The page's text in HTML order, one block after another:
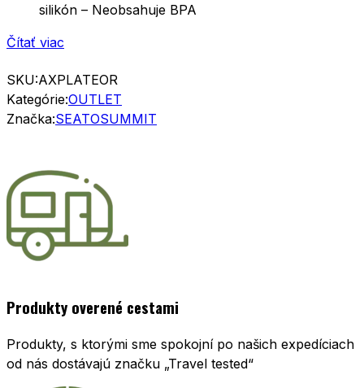
silikón – Neobsahuje BPA
Čítať viac
SKU:AXPLATEOR
Kategórie:OUTLET
Značka:SEATOSUMMIT
Produkty overené cestami
Produkty, s ktorými sme spokojní po našich expedíciach
od nás dostávajú značku „Travel tested“